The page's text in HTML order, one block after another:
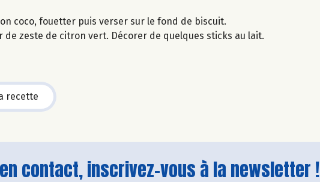
coco, fouetter puis verser sur le fond de biscuit.
zeste de citron vert. Décorer de quelques sticks au lait.
recette
contact, inscrivez-vous à la newsletter !